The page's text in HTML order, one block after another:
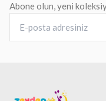
Abone olun, yeni